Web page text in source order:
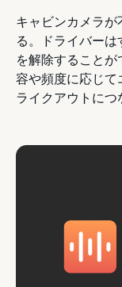
キャビンカメラ
る。ドライバー
を解除すること
容や頻度に応じて
ライクアウトにつ